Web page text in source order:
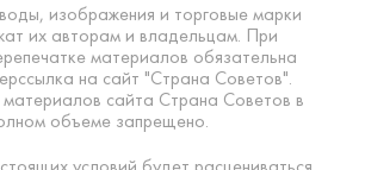
изображения и торговые марки
их авторам и владельцам. При
материалов обязательна
на сайт "Страна Советов".
сайта Страна Советов в
объеме запрещено.